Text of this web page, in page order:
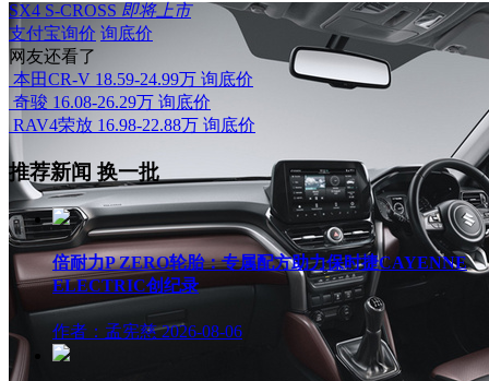
SX4 S-CROSS 即将上市
支付宝询价 询底价
网友还看了
本田CR-V 18.59-24.99万 询底价
奇骏 16.08-26.29万 询底价
RAV4荣放 16.98-22.88万 询底价
推荐新闻 换一批
倍耐力P ZERO轮胎：专属配方助力保时捷CAYENNE
ELECTRIC创纪录
作者：孟宪慈 2026-08-06